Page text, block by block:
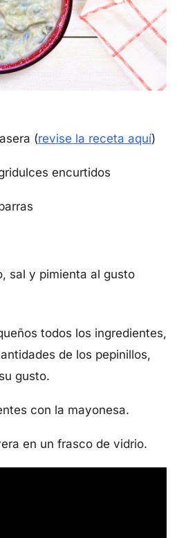
(revise la receta aquí)
encurtidos
sal y pimienta al gusto
todos los ingredientes,
de los pepinillos,
gusto.
con la mayonesa.
en un frasco de vidrio.